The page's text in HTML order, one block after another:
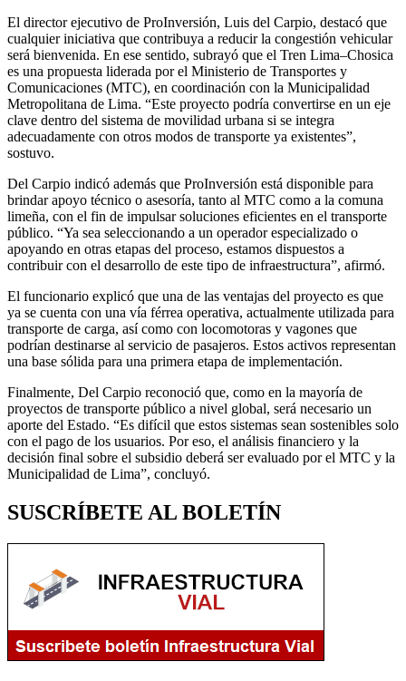
El director ejecutivo de ProInversión, Luis del Carpio, destacó que
cualquier iniciativa que contribuya a reducir la congestión vehicular
será bienvenida. En ese sentido, subrayó que el Tren Lima–Chosica
es una propuesta liderada por el Ministerio de Transportes y
Comunicaciones (MTC), en coordinación con la Municipalidad
Metropolitana de Lima. “Este proyecto podría convertirse en un eje
clave dentro del sistema de movilidad urbana si se integra
adecuadamente con otros modos de transporte ya existentes”,
sostuvo.
Del Carpio indicó además que ProInversión está disponible para
brindar apoyo técnico o asesoría, tanto al MTC como a la comuna
limeña, con el fin de impulsar soluciones eficientes en el transporte
público. “Ya sea seleccionando a un operador especializado o
apoyando en otras etapas del proceso, estamos dispuestos a
contribuir con el desarrollo de este tipo de infraestructura”, afirmó.
El funcionario explicó que una de las ventajas del proyecto es que
ya se cuenta con una vía férrea operativa, actualmente utilizada para
transporte de carga, así como con locomotoras y vagones que
podrían destinarse al servicio de pasajeros. Estos activos representan
una base sólida para una primera etapa de implementación.
Finalmente, Del Carpio reconoció que, como en la mayoría de
proyectos de transporte público a nivel global, será necesario un
aporte del Estado. “Es difícil que estos sistemas sean sostenibles solo
con el pago de los usuarios. Por eso, el análisis financiero y la
decisión final sobre el subsidio deberá ser evaluado por el MTC y la
Municipalidad de Lima”, concluyó.
SUSCRÍBETE AL BOLETÍN